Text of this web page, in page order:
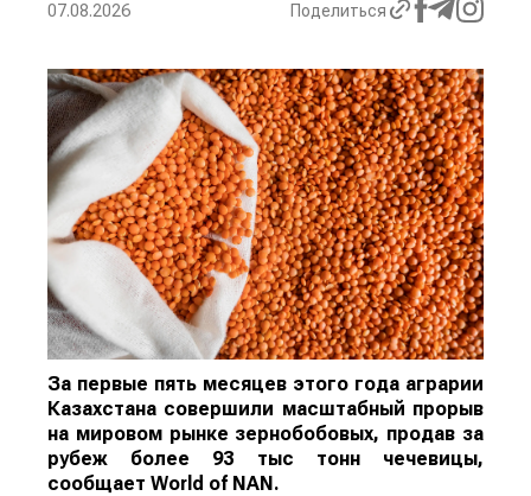
07.08.2026 Поделиться
За первые пять месяцев этого года аграрии
Казахстана совершили масштабный прорыв
на мировом рынке зернобобовых, продав за
рубеж более 93 тыс тонн чечевицы,
сообщает World of NAN.